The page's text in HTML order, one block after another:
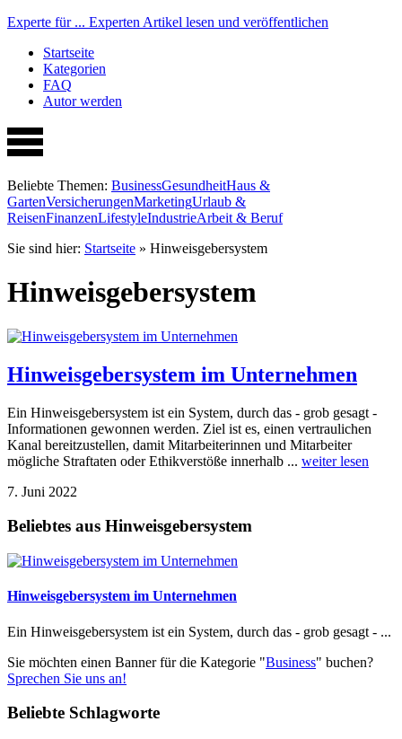
Experte für ... Experten Artikel lesen und veröffentlichen
Startseite
Kategorien
FAQ
Autor werden
Beliebte Themen: BusinessGesundheitHaus &
GartenVersicherungenMarketingUrlaub &
ReisenFinanzenLifestyleIndustrieArbeit & Beruf
Sie sind hier: Startseite » Hinweisgebersystem
Hinweisgebersystem
Hinweisgebersystem im Unternehmen
Ein Hinweisgebersystem ist ein System, durch das - grob gesagt -
Informationen gewonnen werden. Ziel ist es, einen vertraulichen
Kanal bereitzustellen, damit Mitarbeiterinnen und Mitarbeiter
mögliche Straftaten oder Ethikverstöße innerhalb ... weiter lesen
7. Juni 2022
Beliebtes aus Hinweisgebersystem
Hinweisgebersystem im Unternehmen
Ein Hinweisgebersystem ist ein System, durch das - grob gesagt - ...
Sie möchten einen Banner für die Kategorie "Business" buchen?
Sprechen Sie uns an!
Beliebte Schlagworte